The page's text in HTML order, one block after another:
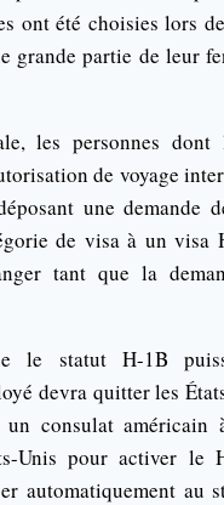
ont été choisies lors
grande partie de leur
les personnes
de voyage
une demande
de visa à un visa
tant que la
le statut H-1B
devra quitter les
consulat américain
Unis pour activer le
automatiquement au